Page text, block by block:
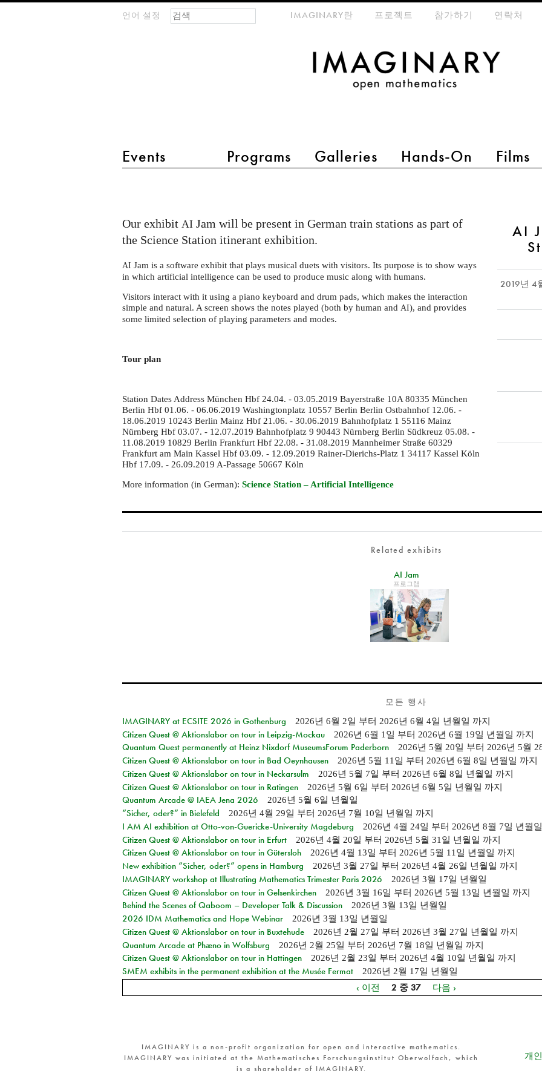
언어 설정
main menu 2
Events Programs Galleries Hands-On Films
meta-menuIMAGINARY란 프로젝트 참가하기 연락처
검색 폼
찾기
at
the
Station
AI
2019년 4
Our exhibitAI Jam will be present in German train stations as part of
the Science Station itinerant exhibition.
AI Jam is a software exhibit that plays musical duets with visitors. Its purpose is to show ways
in which artificial intelligence can be used to produce music along with humans.
Visitors interact with it using a piano keyboard and drum pads, which makes the interaction
simple and natural. A screen shows the notes played (both by human andAI), and provides
some limited selection of playing parameters and modes.
Tour plan
Station Dates Address München Hbf 24.04. - 03.05.2019 Bayerstraße 10A 80335 München
Berlin Hbf 01.06. - 06.06.2019 Washingtonplatz 10557 Berlin Berlin Ostbahnhof 12.06. -
18.06.2019 10243 Berlin Mainz Hbf 21.06. - 30.06.2019 Bahnhofplatz 1 55116 Mainz
Nürnberg Hbf 03.07. - 12.07.2019 Bahnhofplatz 9 90443 Nürnberg Berlin Südkreuz 05.08. -
11.08.2019 10829 Berlin Frankfurt Hbf 22.08. - 31.08.2019 Mannheimer Straße 60329
Frankfurt am Main Kassel Hbf 03.09. - 12.09.2019 Rainer-Dierichs-Platz 1 34117 Kassel Köln
Hbf 17.09. - 26.09.2019 A-Passage 50667 Köln
More information (in German):Science Station – Artificial Intelligence
Related exhibits
AI Jam
프로그램
모든 행사
IMAGINARY at ECSITE 2026 in Gothenburg
2026년 6월 2일 부터 2026년 6월 4일 년월일 까지
Citizen Quest @ Aktionslabor on tour in Leipzig-Mockau 2026년 6월 1일 부터 2026년 6월 19일 년월일 까지
Quantum Quest permanently at Heinz Nixdorf MuseumsForum Paderborn 2026년 5월 20일 부터 2026년 5월
Citizen Quest @ Aktionslabor on tour in Bad Oeynhausen 2026년 5월 11일 부터 2026년 6월 8일 년월일 까지
Citizen Quest @ Aktionslabor on tour in Neckarsulm 2026년 5월 7일 부터 2026년 6월 8일 년월일 까지
Citizen Quest @ Aktionslabor on tour in Ratingen 2026년 5월 6일 부터 2026년 6월 5일 년월일 까지
Quantum Arcade @ IAEA Jena 2026 2026년 5월 6일 년월일
“Sicher, oder?” in Bielefeld 2026년 4월 29일 부터 2026년 7월 10일 년월일 까지
I AM AI exhibition at Otto-von-Guericke-University Magdeburg 2026년 4월 24일 부터 2026년 8월 7일 년월일
Citizen Quest @ Aktionslabor on tour in Erfurt 2026년 4월 20일 부터 2026년 5월 31일 년월일 까지
Citizen Quest @ Aktionslabor on tour in Gütersloh 2026년 4월 13일 부터 2026년 5월 11일 년월일 까지
New exhibition “Sicher, oder?” opens in Hamburg 2026년 3월 27일 부터 2026년 4월 26일 년월일 까지
IMAGINARY workshop at Illustrating Mathematics Trimester Paris 2026 2026년 3월 17일 년월일
Citizen Quest @ Aktionslabor on tour in Gelsenkirchen 2026년 3월 16일 부터 2026년 5월 13일 년월일 까지
Behind the Scenes of Qaboom – Developer Talk & Discussion 2026년 3월 13일 년월일
2026 IDM Mathematics and Hope Webinar 2026년 3월 13일 년월일
Citizen Quest @ Aktionslabor on tour in Buxtehude 2026년 2월 27일 부터 2026년 3월 27일 년월일 까지
Quantum Arcade at Phæno in Wolfsburg 2026년 2월 25일 부터 2026년 7월 18일 년월일 까지
Citizen Quest @ Aktionslabor on tour in Hattingen 2026년 2월 23일 부터 2026년 4월 10일 년월일 까지
SMEM exhibits in the permanent exhibition at the Musée Fermat 2026년 2월 17일 년월일
‹ 이전 2 중 37 다음 ›
IMAGINARY is a non-profit organization for open and interactive mathematics.
IMAGINARY was initiated at the Mathematisches Forschungsinstitut Oberwolfach, which
is a shareholder of IMAGINARY.
개